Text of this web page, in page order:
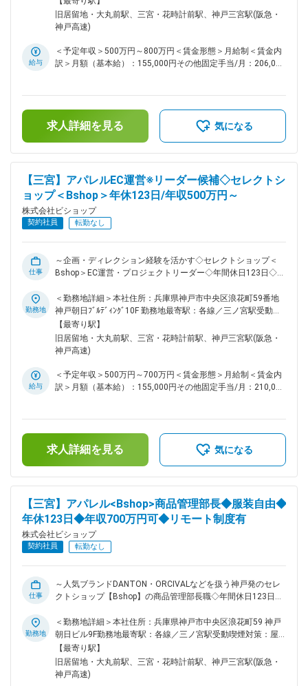
欲のある方を歓迎します。 ◎シンプルで機能的で、長く愛着
を持ってつかえる服・日用品をお客様に紹介しています。
分析 ・商品構成、価格設定、販売戦略の立案 ・在庫管理・売
上分析・販売促進施策の策定 ・店舗やECチームとの連携によ
断する“司令塔”の立場 同社ではMDが、店舗・ECの商品のすべ
てを横断的に見ながら最適なバランスを組み立て。 現場と密
に連携しながら、売場での反応をすぐに戦略に反映できるスピ
ード感も魅力であり、自らの判断がビジネス全体に影響する実
商品企画 単に商品を管理するのではなく【別の見せ方で再提
案できないか】など商品企画の視点も重視。 売れ筋商品の別
注やコラボ、限定カラーなどの企画を通して、商品に新たな魅
力を吹き込むことが可能。 ◇「自分の分析が売上に直結す
る」実感 店頭やECでの売上データ、在庫状況、顧客の動きな
どを分析し、販売計画や商品構成の見直しを実行。 戦略の結
を得ることができる。 数字で成果を実感したい方にはぴった
りのポジション。 ■組織構成 ・MDチーム３名（20～30代中心
ず、チャレンジできる社風 ・年間休日123日休み、残業も月
15時間程度 ・残業も15時間ほどで働きやすい環境 変更の範
囲：会社の定める業務
ートワーク含む）
旧居留地・大丸前駅、三宮・花時計前駅、神戸三宮駅(阪急・
神戸高速)
給与
＜予定年収＞500万円～800万円＜賃金形態＞月給制＜賃金内
訳＞月額（基本給）：155,000円その他固定手当/月：206,000
昇給有無＞有＜残業手当＞有＜給与補足＞■正社員になれば、
年2回賞与支給有賃金はあくまでも目安の金額であり、選考を
通じて上下する可能性があります。月給(月額)は固定手当を含
求人詳細を見る 気になる
【三宮】アパレルEC運営※リーダー候補◇セレクトシ
ョップ＜Bshop＞年休123日/年収500万円～
株式会社ビショップ
契約社員 転勤なし
仕事
～企画・ディレクション経験を活かす◇セレクトショップ＜
Bshop＞EC運営・プロジェクトリーダー◇年間休日123日◇フ
700万円）～ ■採用背景： 今後想定される、新しいブランドサ
イトの立ち上げ／既存サイトリニューアル／海外モールの展開
など プロジェクトリードで組織を牽引していただける方を募
集します。 ■やりがい／魅力： ○2026年、リニューアルや新規
ブランドサイトの立ち上げ等、複数のプロジェクトが進行する
ジェクトをリードし、ブランドの魅力をより多くの人へ発信す
る仕事に携わる事が可能です。 ○売り上げ拡大・業務効率等
能です。 ■企業概要： ［ everyday classic ］というコンセプ
トのもと、人気ブランドDANTON・ORCIVALなどを扱う神戸
発のセレクトショップ【Bshop】を運営しております。シンプ
ルで機能的で、長く愛着を持ってつかえる服・日用品をお客様
・各種プロジェクトの進行管理 ・EC店舗運営（自社サイト／
ブランドサイト／外部モールなど） ・撮影ディレクション ・
売上や集客に繋がる施策の立案と実行 ・各施策の効果検証、
分析、改善 ・メルマガ作成／配信管理 ・在庫管理等の販売管
理業務と販売動向分析 ・物流調整、カスタマー対応 ・社内・
外部とのチーム運営、進行管理 ■組織構成：９名（神戸８名
社歴に関わらずステップアップ可能です ・育児短時間勤務で
就業中のマネージャーが複数いる、男性のエリアマネージャー
い環境です。 ・リモート（月4回利用可）やフレックスを利用
しながら、家事育児との両立も可能です。 変更の範囲：会社
の定める業務
勤務地
＜勤務地詳細＞本社住所：兵庫県神戸市中央区浪花町59番地
神戸朝日ﾌﾞﾙﾃﾞｨﾝｸﾞ10F 勤務地最寄駅：各線／三ノ宮駅受動喫
煙対策：屋内全面禁煙変更の範囲：会社の定める事業所（リモ
ートワーク含む）
【最寄り駅】
旧居留地・大丸前駅、三宮・花時計前駅、神戸三宮駅(阪急・
神戸高速)
給与
＜予定年収＞500万円～700万円＜賃金形態＞月給制＜賃金内
訳＞月額（基本給）：155,000円その他固定手当/月：210,000
昇給有無＞有＜残業手当＞有＜給与補足＞■正社員登用後、年
2回賞与支給有(4月・10月)■その他固定手当：職能手当賃金は
あくまでも目安の金額であり、選考を通じて上下する可能性が
求人詳細を見る 気になる
【三宮】アパレル<Bshop>商品管理部長◆服装自由◆
年休123日◆年収700万円可◆リモート制度有
株式会社ビショップ
契約社員 転勤なし
仕事
～人気ブランドDANTON・ORCIVALなどを扱う神戸発のセレ
クトショップ【Bshop】の商品管理部長職◇年間休日123日◇
Bshopは、［ everyday classic ］というコンセプトに、
DANTON・ORCIVALをはじめとする国内外の人気ブランドを
展開しています。 その中核を担う商品管理部は、メーカーか
ら届いた商品を検品・登録し、納期調整をしながら全国の店舗
へ確実に届ける役割を担っています。 お客様が店頭で安心し
勤務地
＜勤務地詳細＞本社住所：兵庫県神戸市中央区浪花町59 神戸
朝日ビル9F勤務地最寄駅：各線／三ノ宮駅受動喫煙対策：屋
内全面禁煙変更の範囲：会社の定める事業所（リモートワーク
含む）
【最寄り駅】
旧居留地・大丸前駅、三宮・花時計前駅、神戸三宮駅(阪急・
神戸高速)